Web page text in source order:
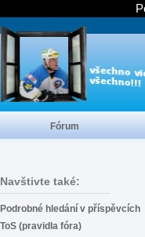
Navštivte také:
Podrobné hledání v příspěvcích
ToS (pravidla fóra)
Fórum